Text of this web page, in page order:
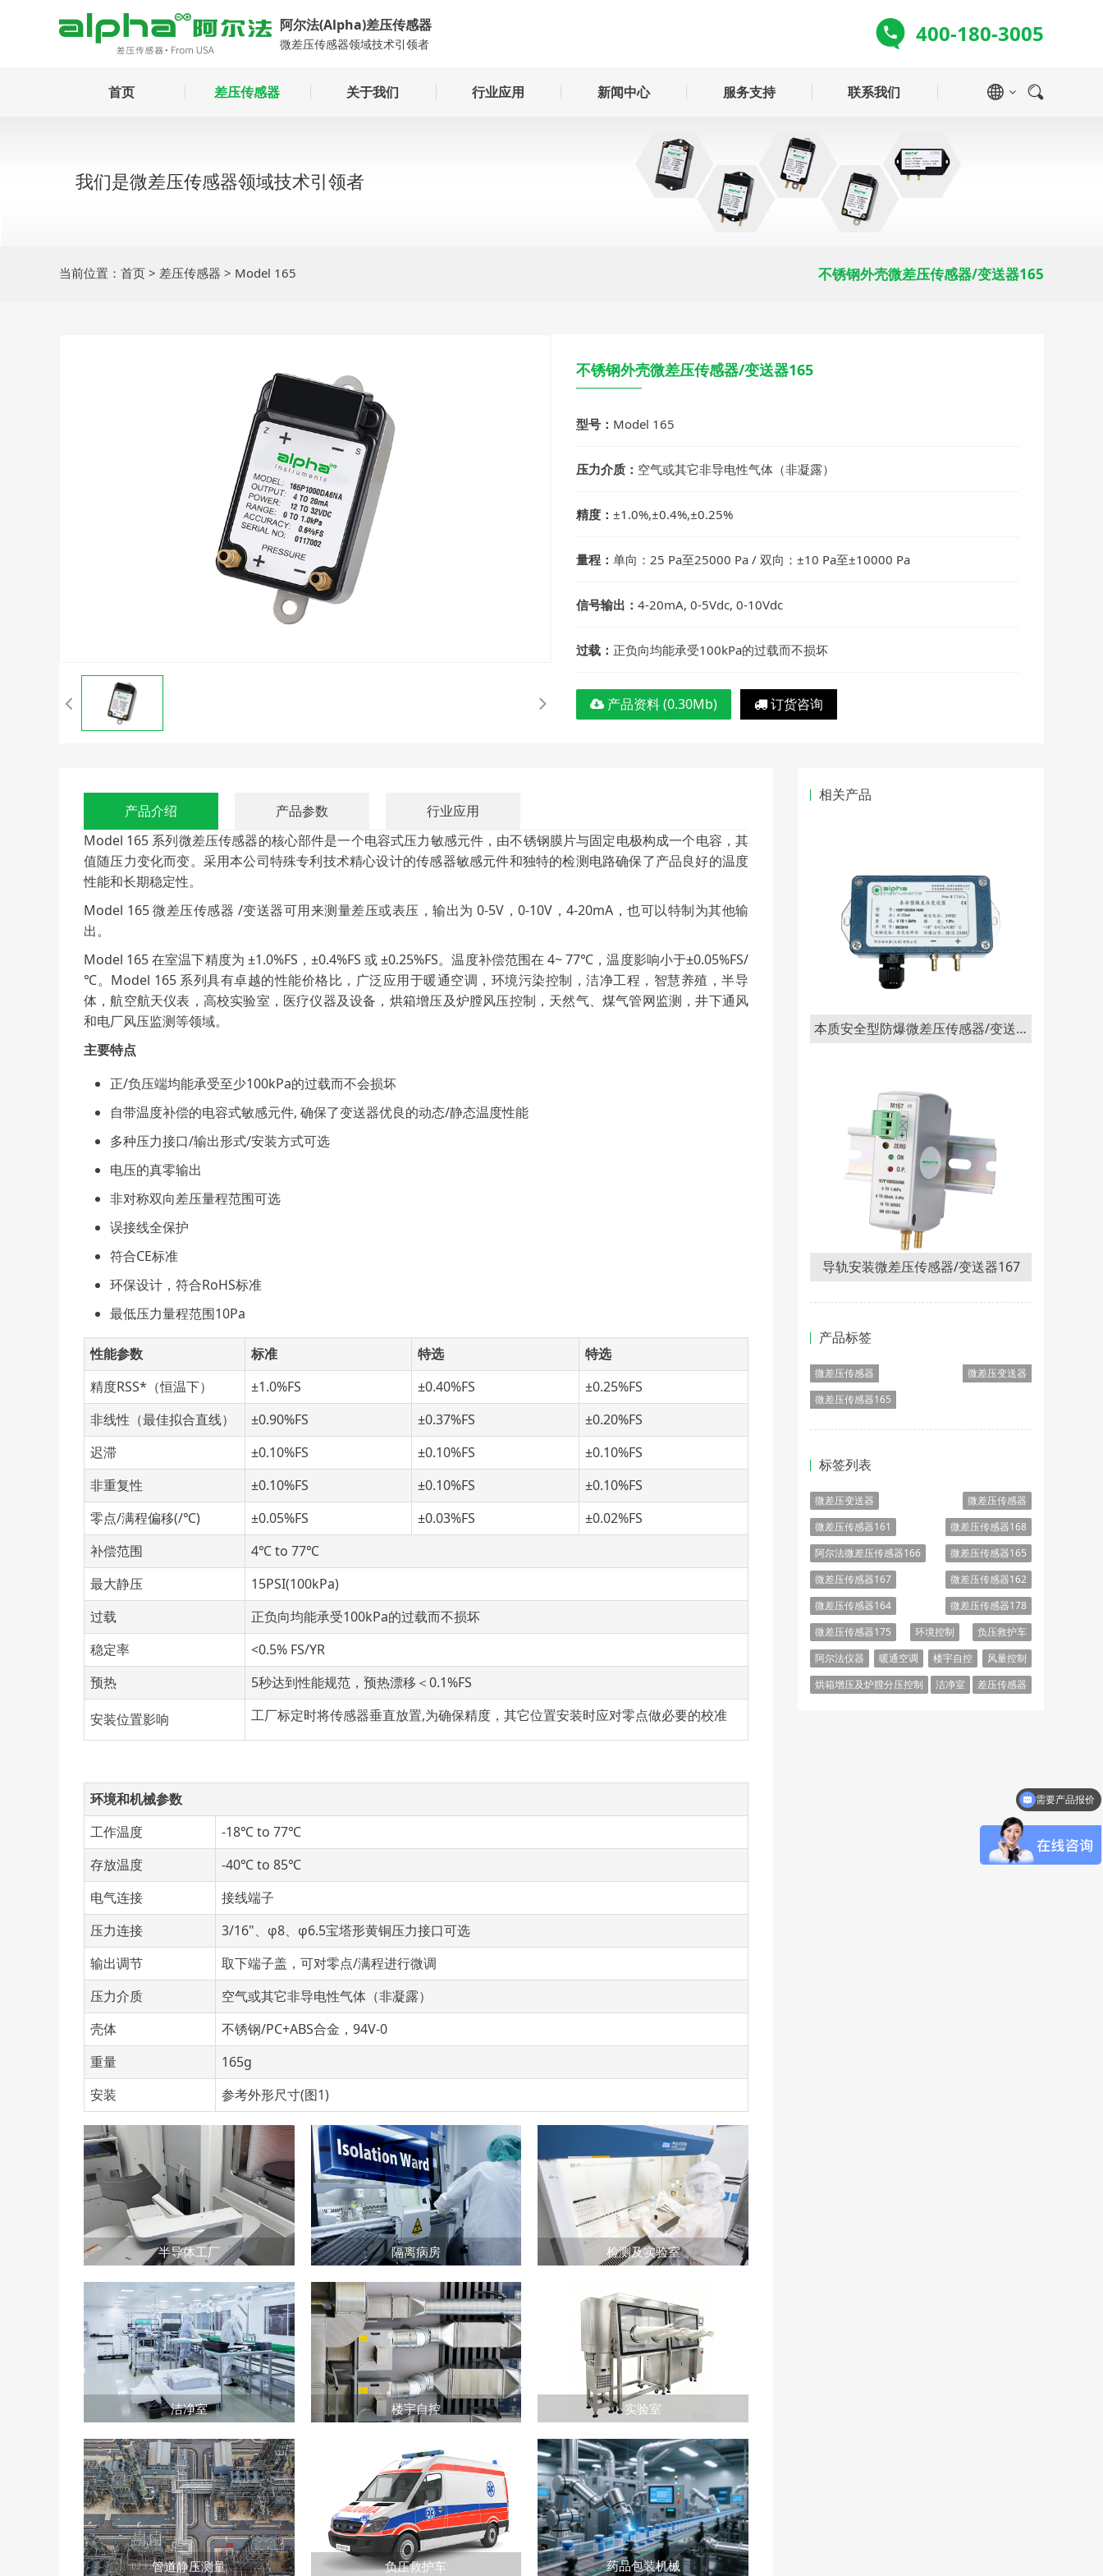
阿尔法(Alpha)差压传感器
微差压传感器领域技术引领者 400-180-3005
首页 差压传感器 关于我们
厂房设备
行业应用
环境控制 牲畜养殖 半导体 垃圾焚烧
新闻中心 服务支持
解决方案
常见问题
联系我们
我们是微差压传感器领域技术引领者
当前位置： 首页 > 差压传感器 > Model 165 不锈钢外壳微差压传感器/变送器165
不锈钢外壳微差压传感器/变送器165
型号： Model 165
压力介质： 空气或其它非导电性气体（非凝露）
精度： ±1.0%,±0.4%,±0.25%
量程： 单向：25 Pa至25000 Pa / 双向：±10 Pa至±10000 Pa
信号输出： 4-20mA, 0-5Vdc, 0-10Vdc
过载： 正负向均能承受100kPa的过载而不损坏
产品资料 (0.30Mb) 订货咨询
产品介绍 产品参数
行业应用
Model 165 系列微差压传感器的核心部件是一个电容式压力敏感元件，由不锈钢膜片与固定电极构成一个电容，其
值随压力变化而变。采用本公司特殊专利技术精心设计的传感器敏感元件和独特的检测电路确保了产品良好的温度
性能和长期稳定性。
Model 165微差压传感器 /变送器可用来测量差压或表压，输出为 0-5V，0-10V，4-20mA，也可以特制为其他输
出。
Model 165 在室温下精度为 ±1.0%FS，±0.4%FS 或 ±0.25%FS。温度补偿范围在 4~ 77℃，温度影响小于±0.05%FS/
℃。Model 165 系列具有卓越的性能价格比，广泛应用于暖通空调，环境污染控制，洁净工程，智慧养殖，半导
体，航空航天仪表，高校实验室，医疗仪器及设备，烘箱增压及炉膛风压控制，天然气、煤气管网监测，井下通风
和电厂风压监测等领域。
主要特点
正/负压端均能承受至少100kPa的过载而不会损坏
自带温度补偿的电容式敏感元件, 确保了变送器优良的动态/静态温度性能
多种压力接口/输出形式/安装方式可选
电压的真零输出
非对称双向差压量程范围可选
误接线全保护
符合CE标准
环保设计，符合RoHS标准
最低压力量程范围10Pa
性能参数 标准 特选
特选
精度RSS*（恒温下）
±1.0%FS ±0.40%FS
±0.25%FS
非线性（最佳拟合直线）
±0.90%FS ±0.37%FS
±0.20%FS
迟滞
±0.10%FS ±0.10%FS
±0.10%FS
非重复性
±0.10%FS ±0.10%FS
±0.10%FS
零点/满程偏移(/℃)
±0.05%FS ±0.03%FS
±0.02%FS
补偿范围
4℃ to 77℃
最大静压
15PSI(100kPa)
过载
正负向均能承受100kPa的过载而不损坏
稳定率
<0.5% FS/YR
预热
5秒达到性能规范，预热漂移＜0.1%FS
安装位置影响 工厂标定时将传感器垂直放置,为确保精度，其它位置安装时应对零点做必要的校准
环境和机械参数
工作温度
-18℃ to 77℃
存放温度
-40℃ to 85℃
电气连接
接线端子
压力连接
3/16"、φ8、φ6.5宝塔形黄铜压力接口可选
输出调节
取下端子盖，可对零点/满程进行微调
压力介质
空气或其它非导电性气体（非凝露）
壳体
不锈钢/PC+ABS合金，94V-0
重量
165g
安装
参考外形尺寸(图1)
半导体工厂 隔离病房 检测及实验室
洁净室 楼宇自控 实验室
管道静压测量 负压救护车 药品包装机械
相关产品
本质安全型防爆微差压传感器/变送器168EX
导轨安装微差压传感器/变送器167
产品标签
微差压传感器
微差压变送器
微差压传感器165
标签列表
微差压变送器
微差压传感器
微差压传感器161
微差压传感器168
阿尔法微差压传感器166
微差压传感器165
微差压传感器167
微差压传感器162
微差压传感器164
微差压传感器178
微差压传感器175
环境控制
负压救护车
阿尔法仪器
暖通空调 楼宇自控
风量控制
烘箱增压及炉膛分压控制
洁净室 差压传感器
是美国阿尔法官方吗？